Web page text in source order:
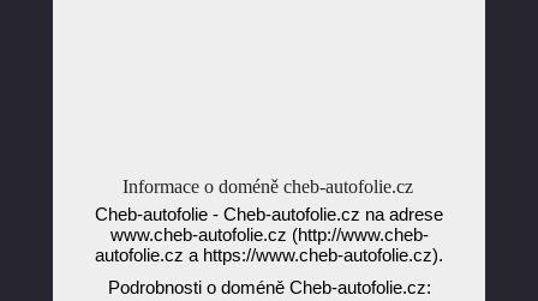
Informace o doméně cheb-autofolie.cz
Cheb-autofolie - Cheb-autofolie.cz na adrese
www.cheb-autofolie.cz (http://www.cheb-
autofolie.cz a https://www.cheb-autofolie.cz).
Podrobnosti o doméně Cheb-autofolie.cz: